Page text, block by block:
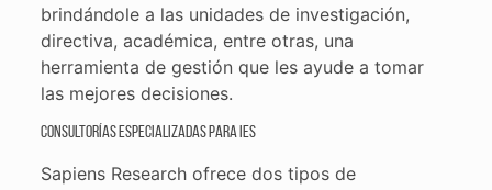
brindándole a las unidades de investigación,
directiva, académica, entre otras, una
herramienta de gestión que les ayude a tomar
las mejores decisiones.
Consultorías especializadas para IES
Sapiens Research ofrece dos tipos de